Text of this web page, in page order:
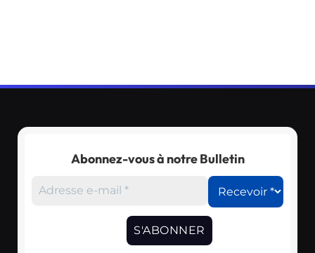
Abonnez-vous à notre Bulletin